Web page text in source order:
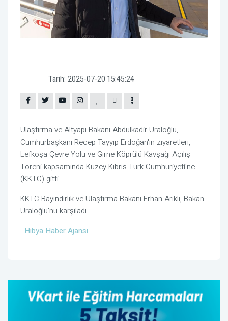
Tarih: 2025-07-20 15:45:24
Ulaştırma ve Altyapı Bakanı Abdulkadir Uraloğlu,
Cumhurbaşkanı Recep Tayyip Erdoğan'ın ziyaretleri,
Lefkoşa Çevre Yolu ve Girne Köprülü Kavşağı Açılış
Töreni kapsamında Kuzey Kıbrıs Türk Cumhuriyeti'ne
(KKTC) gitti.
KKTC Bayındırlık ve Ulaştırma Bakanı Erhan Arıklı, Bakan
Uraloğlu'nu karşıladı.
Hibya Haber Ajansı